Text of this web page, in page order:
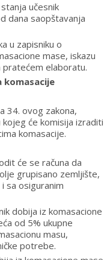
učesnik
dana saopštavanja
u zapisniku o
mase, iskazu
elaboratu.
komasacije
34. ovog zakona,
će komisija izraditi
komasacije.
će se računa da
grupisano zemljište,
sa osiguranim
dobija iz komasacione
od 5% ukupne
masu,
potrebe.